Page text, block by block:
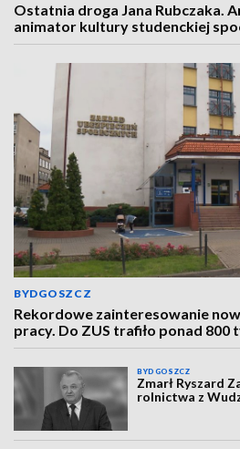
Ostatnia droga Jana Rubczaka.
animator kultury studenckiej
BYDGOSZCZ
Rekordowe zainteresowanie
pracy. Do ZUS trafiło ponad 800
BYDGOSZCZ
Zmarł Ryszard
rolnictwa z